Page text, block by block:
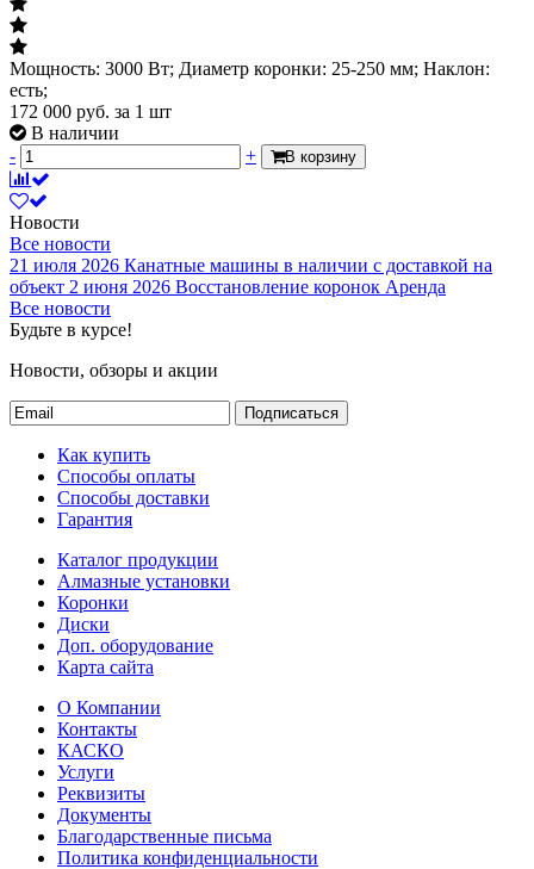
Мощность: 3000 Вт; Диаметр коронки: 25-250 мм; Наклон:
есть;
172 000 руб. за 1 шт
В наличии
-
+ В корзину
Новости
Все новости
21 июля 2026 Канатные машины в наличии с доставкой на
объект 2 июня 2026 Восстановление коронок Аренда
Все новости
Будьте в курсе!
Новости, обзоры и акции
Подписаться
Как купить
Способы оплаты
Способы доставки
Гарантия
Каталог продукции
Алмазные установки
Коронки
Диски
Доп. оборудование
Карта сайта
О Компании
Контакты
КАСКО
Услуги
Реквизиты
Документы
Благодарственные письма
Политика конфиденциальности